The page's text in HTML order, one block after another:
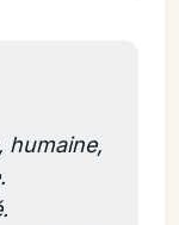
humaine,